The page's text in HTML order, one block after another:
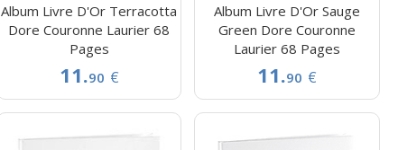
Album Livre D'Or Terracotta
Dore Couronne Laurier 68
Pages
11.90 €
Album Livre D'Or Sauge
Green Dore Couronne
Laurier 68 Pages
11.90 €